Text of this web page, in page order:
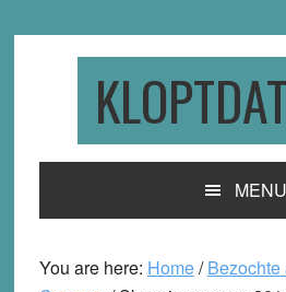
MENU
You are here: Home/